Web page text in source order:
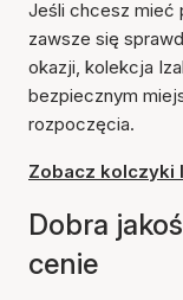
Jeśli chcesz mieć
zawsze się
okazji, kolekcja
bezpiecznym
rozpoczęcia.
Zobacz kolczyki
Dobra
cenie